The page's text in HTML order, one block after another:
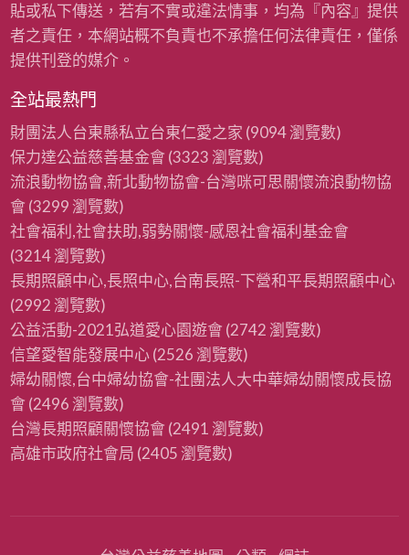
貼或私下傳送，若有不實或違法情事，均為『內容』提供
者之責任，本網站概不負責也不承擔任何法律責任，僅係
提供刊登的媒介。
全站最熱門
財團法人台東縣私立台東仁愛之家 (9094 瀏覽數)
保力達公益慈善基金會 (3323 瀏覽數)
流浪動物協會,新北動物協會-台灣咪可思關懷流浪動物協
會 (3299 瀏覽數)
社會福利,社會扶助,弱勢關懷-感恩社會福利基金會
(3214 瀏覽數)
長期照顧中心,長照中心,台南長照-下營和平長期照顧中心
(2992 瀏覽數)
公益活動-2021弘道愛心園遊會 (2742 瀏覽數)
信望愛智能發展中心(2526 瀏覽數)
婦幼關懷,台中婦幼協會-社團法人大中華婦幼關懷成長協
會 (2496 瀏覽數)
台灣長期照顧關懷協會 (2491 瀏覽數)
高雄市政府社會局 (2405 瀏覽數)